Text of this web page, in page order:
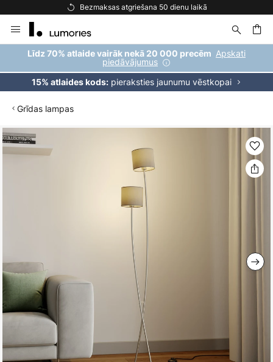
Bezmaksas atgriešana 50 dienu laikā
to
Content
Līdz 70% atlaide vairāk nekā 20 000 precēm Apskati
piedāvājumus
15% atlaides kods:pieraksties jaunumu vēstkopai
Grīdas lampas
Iet
uz